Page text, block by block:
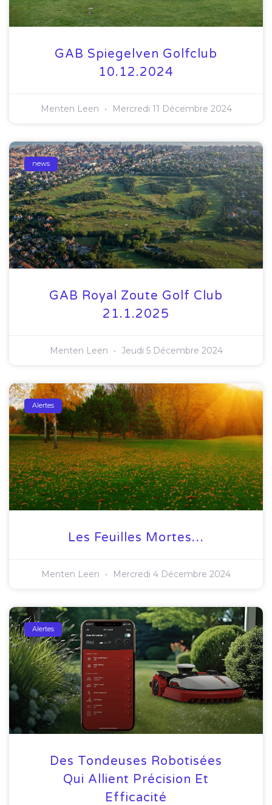
GAB Spiegelven Golfclub
10.12.2024
Menten Leen Mercredi 11 Décembre 2024
news
GAB Royal Zoute Golf Club
21.1.2025
Menten Leen Jeudi 5 Décembre 2024
Alertes
Les Feuilles Mortes…
Menten Leen Mercredi 4 Décembre 2024
Alertes
Des Tondeuses Robotisées
Qui Allient Précision Et
Efficacité